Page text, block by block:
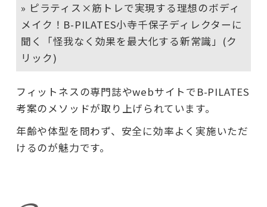
» ピラティス×筋トレで実現する理想のボディ
メイク！B-PILATES小寺千保子ディレクターに
聞く「怪我なく効果を最大化する新常識」(ク
リック)
フィットネスの専門誌やwebサイトでB-PILATES
考案のメソッドが取り上げられています。
年齢や体型を問わず、安全に効率よく実施いただ
けるのが魅力です。